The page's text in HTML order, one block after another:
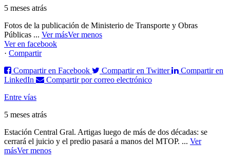
5 meses atrás
Fotos de la publicación de Ministerio de Transporte y Obras
Públicas ... Ver másVer menos
Ver en facebook
· Compartir
Compartir en Facebook
Compartir en Twitter
Compartir en
LinkedIn
Compartir por correo electrónico
Entre vías
5 meses atrás
Estación Central Gral. Artigas luego de más de dos décadas: se
cerrará el juicio y el predio pasará a manos del MTOP. ... Ver
másVer menos